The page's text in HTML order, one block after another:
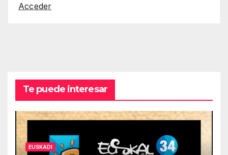
Acceder
Te puede interesar
EUSKADI